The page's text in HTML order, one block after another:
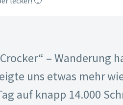
Halt am Bootssteg. Wiedermal
aus! Die Robben hier sind
und den Betrieb der